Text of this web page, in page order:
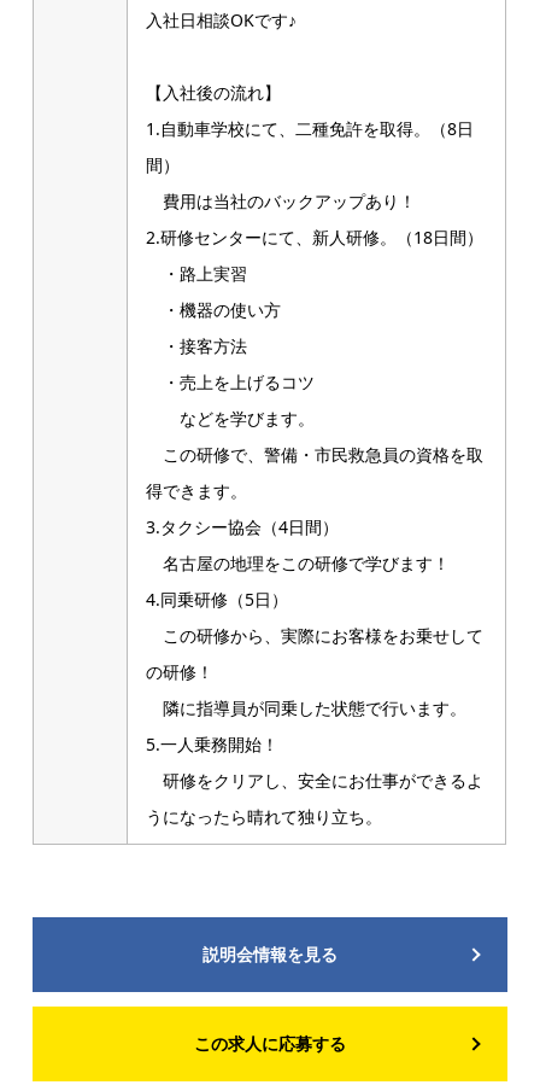
入社日相談OKです♪
【入社後の流れ】
1.自動車学校にて、二種免許を取得。（8日
間）
費用は当社のバックアップあり！
2.研修センターにて、新人研修。（18日間）
・路上実習
・機器の使い方
・接客方法
・売上を上げるコツ
などを学びます。
この研修で、警備・市民救急員の資格を取
得できます。
3.タクシー協会（4日間）
名古屋の地理をこの研修で学びます！
4.同乗研修（5日）
この研修から、実際にお客様をお乗せして
の研修！
隣に指導員が同乗した状態で行います。
5.一人乗務開始！
研修をクリアし、安全にお仕事ができるよ
うになったら晴れて独り立ち。
説明会情報を見る
この求人に応募する